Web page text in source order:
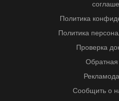
Политика
Политика
Проверка
Обратная
Сообщить о